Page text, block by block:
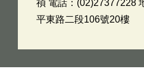
禎 電話：(02)27377228
平東路二段106號20樓